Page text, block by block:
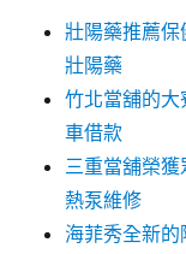
壯陽藥推薦
壯陽藥
竹北當舖的
車借款
三重當舖榮
熱泵維修
海菲秀全新